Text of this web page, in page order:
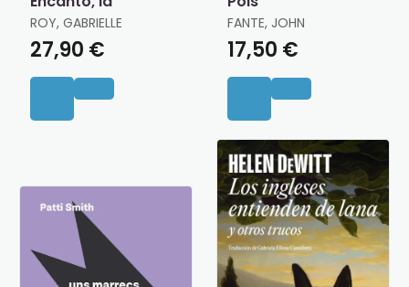
ROY, GABRIELLE
27,90 €
FANTE, JOHN
17,50 €